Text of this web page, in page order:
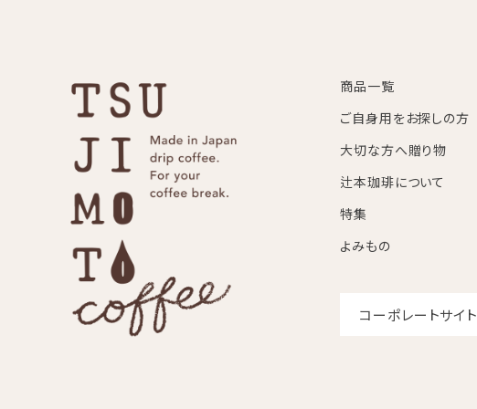
商品一覧
ご自身用をお探しの方
大切な方へ贈り物
辻本珈琲について
特集
よみもの
コーポレートサイト